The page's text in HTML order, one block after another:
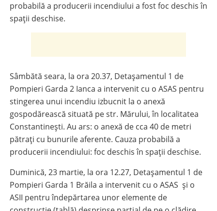
probabilă a producerii incendiului a fost foc deschis în
spații deschise.
Sâmbătă seara, la ora 20.37, Detașamentul 1 de
Pompieri Garda 2 Ianca a intervenit cu o ASAS pentru
stingerea unui incendiu izbucnit la o anexă
gospodărească situată pe str. Mărului, în localitatea
Constantinești. Au ars: o anexă de cca 40 de metri
pătrați cu bunurile aferente. Cauza probabilă a
producerii incendiului: foc deschis în spații deschise.
Duminică, 23 martie, la ora 12.27, Detașamentul 1 de
Pompieri Garda 1 Brăila a intervenit cu o ASAS și o
ASII pentru îndepărtarea unor elemente de